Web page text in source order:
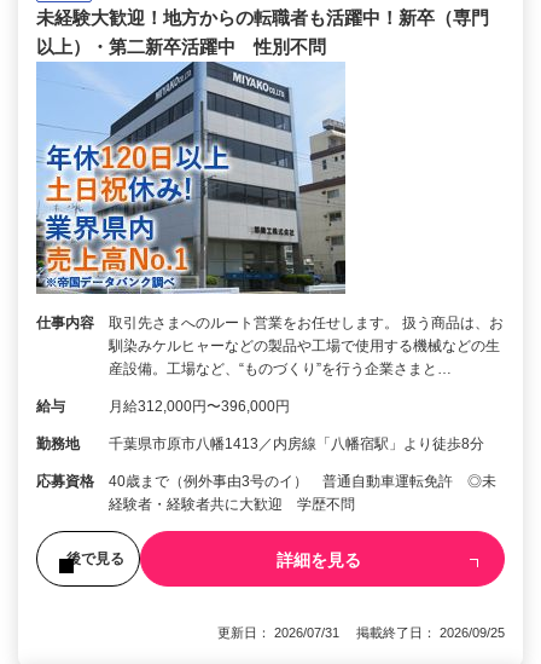
未経験大歓迎！地方からの転職者も活躍中！新卒（専門
以上）・第二新卒活躍中 性別不問
仕事内容
取引先さまへのルート営業をお任せします。 扱う商品は、お
馴染みケルヒャーなどの製品や工場で使用する機械などの生
産設備。工場など、“ものづくり”を行う企業さまと…
給与 月給312,000円〜396,000円
勤務地 千葉県市原市八幡1413／内房線「八幡宿駅」より徒歩8分
応募資格
40歳まで（例外事由3号のイ） 普通自動車運転免許 ◎未
経験者・経験者共に大歓迎 学歴不問
後で見る 詳細を見る
更新日： 2026/07/31 掲載終了日： 2026/09/25